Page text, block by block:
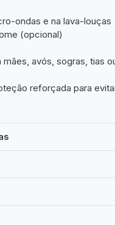
ondas e na lava-louças
(opcional)
avós, sogras, tias
reforçada para